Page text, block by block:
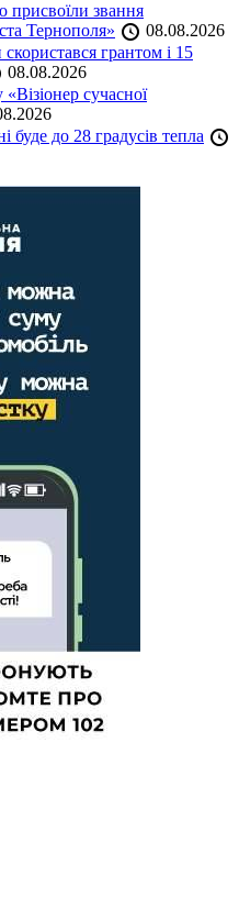
звання
Тернополя»
08.08.2026
грантом і 15
08.08.2026
сучасної
буде до 28 градусів тепла